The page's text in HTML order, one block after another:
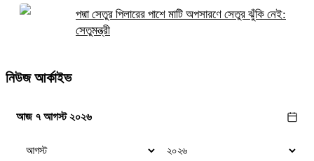
পদ্মা সেতুর পিলারের পাশে মাটি অপসারণে সেতুর ঝুঁকি নেই:
সেতুমন্ত্রী
নিউজ আর্কাইভ
আজ ৭ আগস্ট ২০২৬